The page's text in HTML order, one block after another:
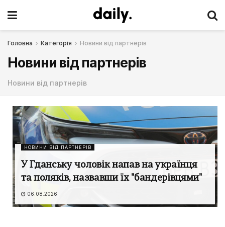
Головна Категорія Новини від партнерів
Новини від партнерів
Новини від партнерів
НОВИНИ ВІД ПАРТНЕРІВ
У Гданську чоловік напав на українця
та поляків, назвавши їх "бандерівцями"
06.08.2026